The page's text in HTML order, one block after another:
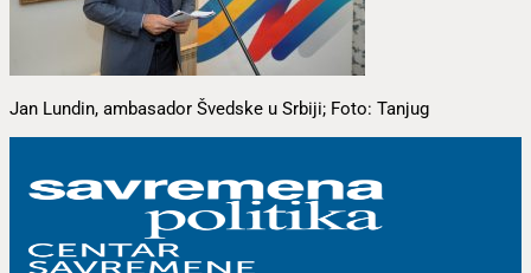
Jan Lundin, ambasador Švedske u Srbiji; Foto: Tanjug